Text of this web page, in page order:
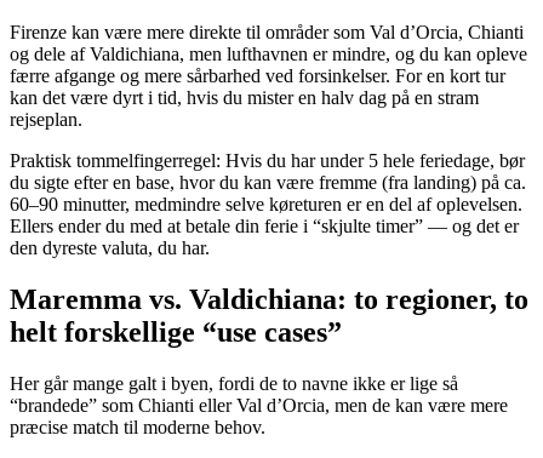
Firenze kan være mere direkte til områder som Val d’Orcia, Chianti
og dele af Valdichiana, men lufthavnen er mindre, og du kan opleve
færre afgange og mere sårbarhed ved forsinkelser. For en kort tur
kan det være dyrt i tid, hvis du mister en halv dag på en stram
rejseplan.
Praktisk tommelfingerregel: Hvis du har under 5 hele feriedage, bør
du sigte efter en base, hvor du kan være fremme (fra landing) på ca.
60–90 minutter, medmindre selve køreturen er en del af oplevelsen.
Ellers ender du med at betale din ferie i “skjulte timer” — og det er
den dyreste valuta, du har.
Maremma vs. Valdichiana: to regioner, to
helt forskellige “use cases”
Her går mange galt i byen, fordi de to navne ikke er lige så
“brandede” som Chianti eller Val d’Orcia, men de kan være mere
præcise match til moderne behov.